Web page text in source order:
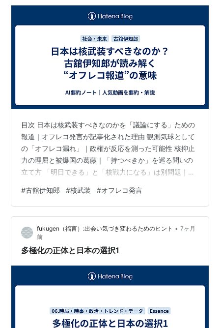
目次 日本は核武装すべきなのかを「議論にする」ための
報道｜オフレコ発言が記事化された理由 観測気球として
の「オフレコ漏れ」｜政権が反応を測った可能性 核抑止
力の理屈と被爆国の葛藤｜「持つべきか」を巡る問いの
立て方 「明日できる」と「核戦力になる」は別問題｜運
なのかを「議論にする」ための報道｜オフレコ発言が記
事化された理由 ✅ 核武装のように国の根幹に関わる論点
は、オフレコであっても「国民が議論する材料」として
報じる意義がある。 ✅ 一方で、ゴシップ化や個人攻撃に
流すのではなく、論点を社会の討議に戻す扱い方が重
要。 政権中枢に近い人物が「日本も…
#古舘伊知郎 #核武装 #オフレコ発言
fukugen（福言）:出会い気づき変わるためのヒント • 7ヶ月
前
多極化の正体と日本の選択1